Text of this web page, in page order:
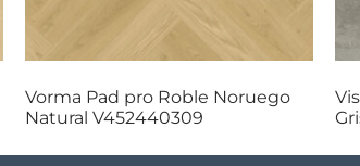
Vorma Pad pro Roble Noruego
Natural V452440309